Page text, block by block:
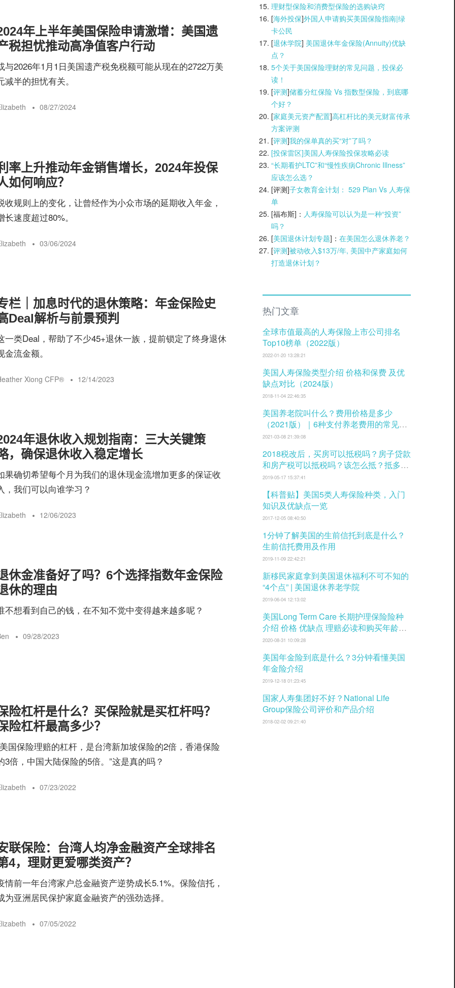
年上半年美国保险申请激增：美国遗
税担忧推动高净值客户行动
与2026年1月1日美国遗产税免税额可能从现在的2722万美
减半的担忧有关。
08/27/2024
率上升推动年金销售增长，2024年投保
如何响应？
收规则上的变化，让曾经作为小众市场的延期收入年金，
长速度超过80%。
03/06/2024
栏｜加息时代的退休策略：年金保险史
Deal解析与前景预判
一类Deal，帮助了不少45+退休一族，提前锁定了终身退休
金流金额。
Xiong CFP®️ 12/14/2023
年退休收入规划指南：三大关键策
，确保退休收入稳定增长
果确切希望每个月为我们的退休现金流增加更多的保证收
，我们可以向谁学习？
12/06/2023
休金准备好了吗？6个选择指数年金保险
休的理由
不想看到自己的钱，在不知不觉中变得越来越多呢？
09/28/2023
险杠杆是什么？买保险就是买杠杆吗？
险杠杆最高多少？
国保险理赔的杠杆，是台湾新加坡保险的2倍，香港保险
3倍，中国大陆保险的5倍。”这是真的吗？
07/23/2022
联保险：台湾人均净金融资产全球排名
4，理财更爱哪类资产？
情前一年台湾家户总金融资产逆势成长5.1%。保险信托，
为亚洲居民保护家庭金融资产的强劲选择。
07/05/2022
理财型保险和消费型保险的选购诀窍
[海外投保]外国人申请购买美国保险指南|绿
卡公民
[退休学院] 美国退休年金保险(Annuity)优缺
点？
5个关于美国保险理财的常见问题，投保必
读！
[评测]储蓄分红保险 Vs 指数型保险，到底哪
个好？
[家庭美元资产配置]高杠杆比的美元财富传承
方案评测
[评测]我的保单真的买“对”了吗？
[投保雷区]美国人寿保险投保攻略必读
“长期看护LTC”和“慢性疾病Chronic Illness”
应该怎么选？
[评测]子女教育金计划： 529 Plan Vs 人寿保
单
[福布斯]： 人寿保险可以认为是一种“投资”
吗？
[美国退休计划专题]： 在美国怎么退休养老？
[评测]被动收入$13万/年, 美国中产家庭如何
打造退休计划？
热门文章
全球市值最高的人寿保险上市公司排名
Top10榜单（2022版）
2022-01-20 13:28:21
美国人寿保险类型介绍 价格和保费 及优
缺点对比（2024版）
2018-11-04 22:46:35
美国养老院叫什么？费用价格是多少
（2021版）｜6种支付养老费用的常见方
式
2021-03-08 21:39:08
2018税改后，买房可以抵税吗？房子贷款
和房产税可以抵税吗？该怎么抵？抵多少
税？
2019-05-17 15:37:41
【科普贴】美国5类人寿保险种类，入门
知识及优缺点一览
2017-12-05 08:40:50
1分钟了解美国的生前信托到底是什么？
生前信托费用及作用
2019-11-09 22:42:21
新移民家庭拿到美国退休福利不可不知的
“4个点” | 美国退休养老学院
2019-06-04 12:13:02
美国Long Term Care 长期护理保险险种
介绍 价格 优缺点 理赔必读和购买年龄窗
口
2020-08-31 10:09:28
美国年金险到底是什么？3分钟看懂美国
年金险介绍
2019-12-18 01:23:45
国家人寿集团好不好？National Life
Group保险公司评价和产品介绍
2018-02-02 09:21:40